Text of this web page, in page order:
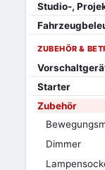
Studio-,
ZUBEHÖR &
Starter
Zubehör
Dimmer